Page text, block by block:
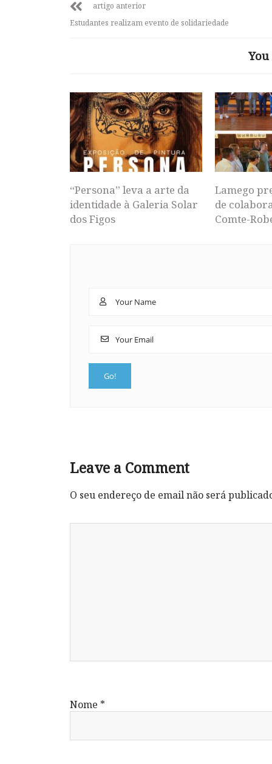
artigo anterior
Estudantes realizam evento de solidariedade
“Persona” leva a arte da
identidade à Galeria Solar
dos Figos
Lamego
de
Comte-
Leave a Comment
O seu endereço de email não será
Nome *